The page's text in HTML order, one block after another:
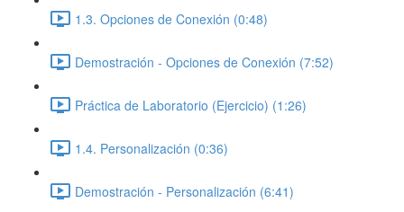
1.3. Opciones de Conexión (0:48)
Demostración - Opciones de Conexión (7:52)
Práctica de Laboratorio (Ejercicio) (1:26)
1.4. Personalización (0:36)
Demostración - Personalización (6:41)